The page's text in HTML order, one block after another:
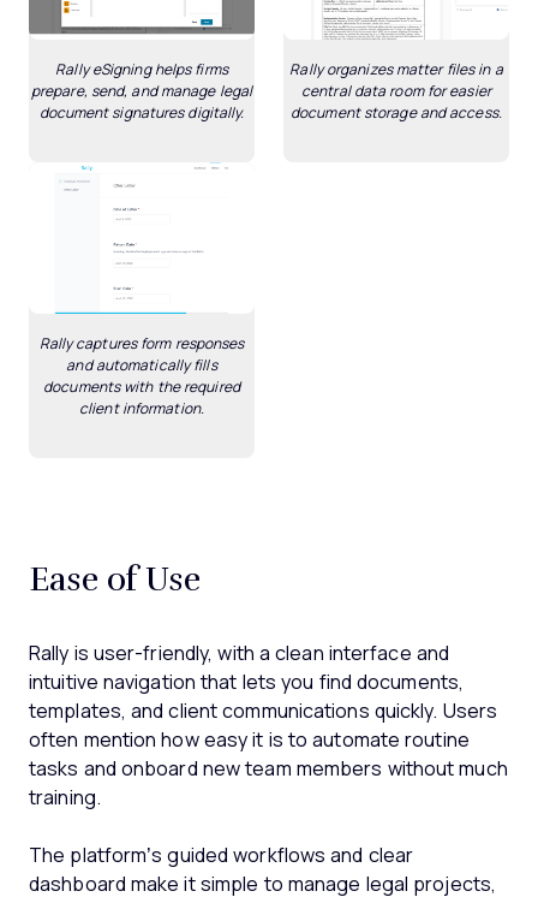
Rally eSigning helps firms
prepare, send, and manage legal
document signatures digitally.
Rally organizes matter files in a
central data room for easier
document storage and access.
Rally captures form responses
and automatically fills
documents with the required
client information.
Ease of Use
Rally is user-friendly, with a clean interface and
intuitive navigation that lets you find documents,
templates, and client communications quickly. Users
often mention how easy it is to automate routine
tasks and onboard new team members without much
training.
The platform’s guided workflows and clear
dashboard make it simple to manage legal projects,